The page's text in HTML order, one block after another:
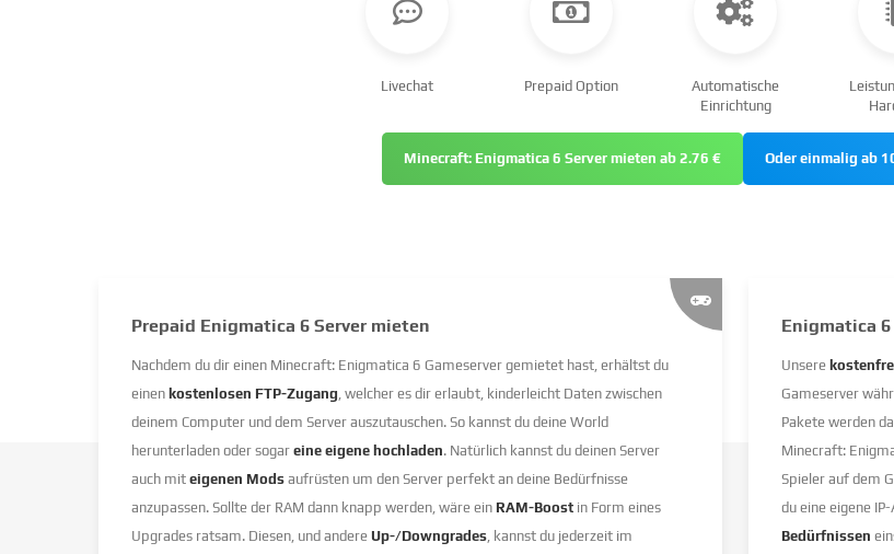
Livechat Prepaid Option
Automatische
Einrichtung
Minecraft: Enigmatica 6 Server mieten ab 2.76 € Oder einmalig ab
Prepaid Enigmatica 6 Server mieten
Nachdem du dir einen Minecraft: Enigmatica 6 Gameserver gemietet hast, erhältst du
einen kostenlosen FTP-Zugang , welcher es dir erlaubt, kinderleicht Daten zwischen
deinem Computer und dem Server auszutauschen. So kannst du deine World
herunterladen oder sogar eine eigene hochladen. Natürlich kannst du deinen Server
auch mit eigenen Mods aufrüsten um den Server perfekt an deine Bedürfnisse
anzupassen. Sollte der RAM dann knapp werden, wäre ein RAM-Boost in Form eines
Upgrades ratsam. Diesen, und andere Up-/Downgrades , kannst du jederzeit im
Enigmatica
Unsere
Gameserver
Pakete werden
Minecraft:
Spieler auf dem
du eine eigene
Bedürfnissen